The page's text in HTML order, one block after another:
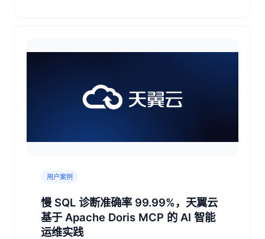
用户案例
慢 SQL 诊断准确率 99.99%，天翼云
基于 Apache Doris MCP 的 AI 智能
运维实践